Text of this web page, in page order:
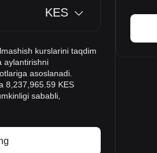
KES
kurslarini taqdim
aylantirishni
asoslanadi.
8,237,965.59 KES
sababli,